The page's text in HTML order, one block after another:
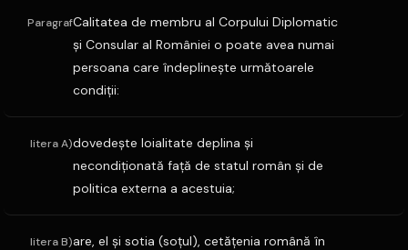
ParagrafCalitatea de membru al Corpului Diplomatic
şi Consular al României o poate avea numai
persoana care îndeplineşte următoarele
condiţii:
litera A)dovedeşte loialitate deplina şi
necondiţionată faţă de statul român şi de
politica externa a acestuia;
litera B)are, el şi sotia (soţul), cetăţenia română în